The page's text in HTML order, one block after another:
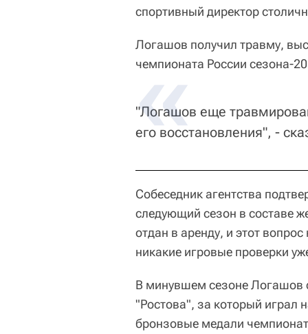
спортивный директор
Логашов получил травму,
чемпионата России сезона-
"Логашов еще
его восстановления", -
Собеседник агентства
следующий сезон в составе
отдан в аренду, и этот
никакие игровые проверки
В минувшем сезоне Логашов
"Ростова", за который играл
бронзовые медали